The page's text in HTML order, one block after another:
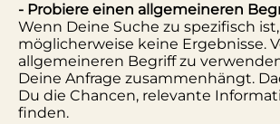
- Probiere einen allgemeineren
Wenn Deine Suche zu spezifisch
möglicherweise keine Ergebnisse.
allgemeineren Begriff zu
Deine Anfrage zusammenhängt.
Du die Chancen, relevante
finden.